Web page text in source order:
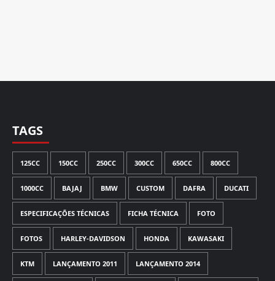
TAGS
125CC 150CC 250CC 300CC 650CC 800CC
1000CC BAJAJ BMW CUSTOM DAFRA DUCATI
ESPECIFICAÇÕES TÉCNICAS FICHA TÉCNICA FOTO
FOTOS HARLEY-DAVIDSON HONDA KAWASAKI
KTM LANÇAMENTO 2011 LANÇAMENTO 2014